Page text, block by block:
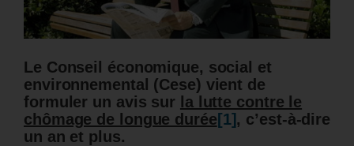
Le Conseil économique, social et
environnemental (Cese) vient de
formuler un avis sur
la lutte contre le
chômage de longue durée [1], c’est-à-dire
un an et plus.